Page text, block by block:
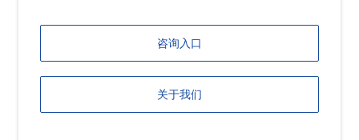
咨询入口
关于我们